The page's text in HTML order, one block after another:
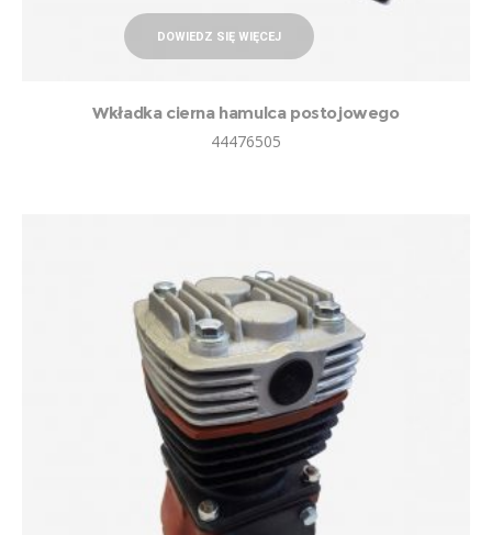
DOWIEDZ SIĘ WIĘCEJ
Wkładka cierna hamulca postojowego
44476505